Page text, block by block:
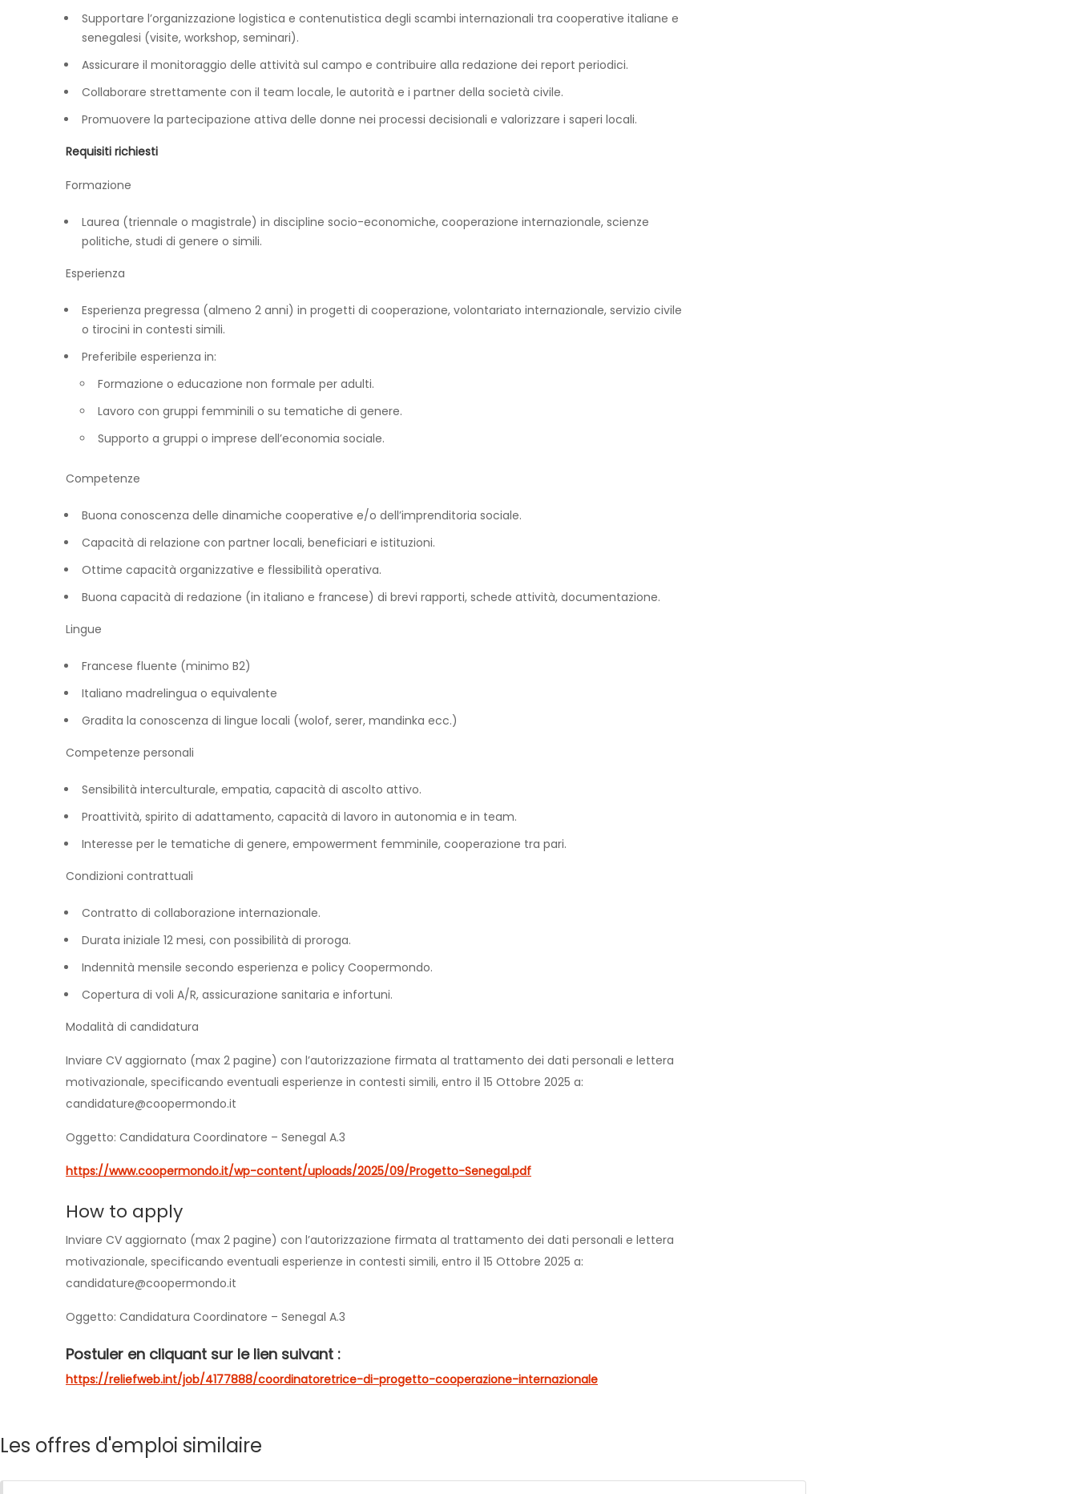
Supportare l’organizzazione logistica e contenutistica degli scambi internazionali tra cooperative italiane e
senegalesi (visite, workshop, seminari).
Assicurare il monitoraggio delle attività sul campo e contribuire alla redazione dei report periodici.
Collaborare strettamente con il team locale, le autorità e i partner della società civile.
Promuovere la partecipazione attiva delle donne nei processi decisionali e valorizzare i saperi locali.
Requisiti richiesti
Formazione
Laurea (triennale o magistrale) in discipline socio-economiche, cooperazione internazionale, scienze
politiche, studi di genere o simili.
Esperienza
Esperienza pregressa (almeno 2 anni) in progetti di cooperazione, volontariato internazionale, servizio civile
o tirocini in contesti simili.
Preferibile esperienza in:
Formazione o educazione non formale per adulti.
Lavoro con gruppi femminili o su tematiche di genere.
Supporto a gruppi o imprese dell’economia sociale.
Competenze
Buona conoscenza delle dinamiche cooperative e/o dell’imprenditoria sociale.
Capacità di relazione con partner locali, beneficiari e istituzioni.
Ottime capacità organizzative e flessibilità operativa.
Buona capacità di redazione (in italiano e francese) di brevi rapporti, schede attività, documentazione.
Lingue
Francese fluente (minimo B2)
Italiano madrelingua o equivalente
Gradita la conoscenza di lingue locali (wolof, serer, mandinka ecc.)
Competenze personali
Sensibilità interculturale, empatia, capacità di ascolto attivo.
Proattività, spirito di adattamento, capacità di lavoro in autonomia e in team.
Interesse per le tematiche di genere, empowerment femminile, cooperazione tra pari.
Condizioni contrattuali
Contratto di collaborazione internazionale.
Durata iniziale 12 mesi, con possibilità di proroga.
Indennità mensile secondo esperienza e policy Coopermondo.
Copertura di voli A/R, assicurazione sanitaria e infortuni.
Modalità di candidatura
Inviare CV aggiornato (max 2 pagine) con l’autorizzazione firmata al trattamento dei dati personali e lettera
motivazionale, specificando eventuali esperienze in contesti simili, entro il 15 Ottobre 2025 a:
candidature@coopermondo.it
Oggetto: Candidatura Coordinatore – Senegal A.3
https://www.coopermondo.it/wp-content/uploads/2025/09/Progetto-Senegal.pdf
How to apply
Inviare CV aggiornato (max 2 pagine) con l’autorizzazione firmata al trattamento dei dati personali e lettera
motivazionale, specificando eventuali esperienze in contesti simili, entro il 15 Ottobre 2025 a:
candidature@coopermondo.it
Oggetto: Candidatura Coordinatore – Senegal A.3
Postuler en cliquant sur le lien suivant :
https://reliefweb.int/job/4177888/coordinatoretrice-di-progetto-cooperazione-internazionale
Les offres d'emploi similaire